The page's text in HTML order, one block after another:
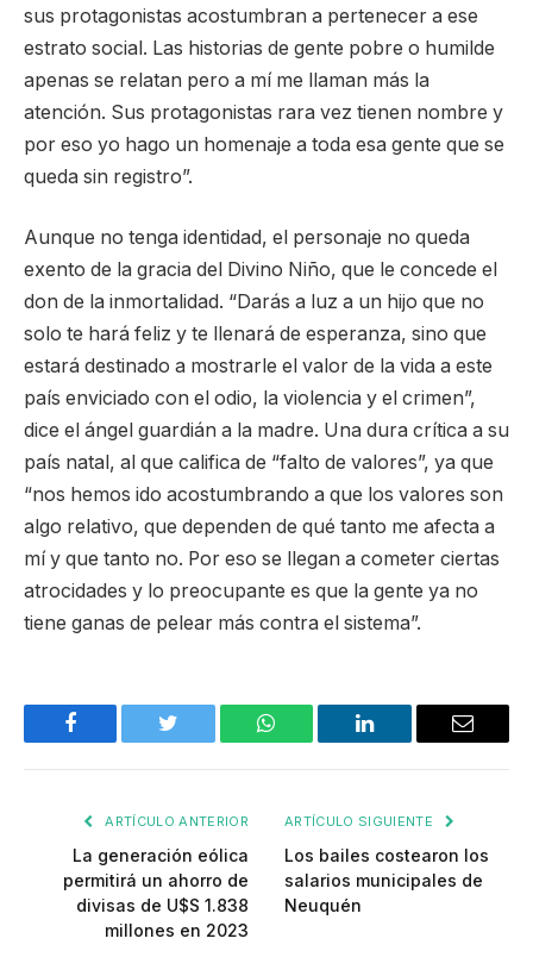
sus protagonistas acostumbran a pertenecer a ese
estrato social. Las historias de gente pobre o humilde
apenas se relatan pero a mí me llaman más la
atención. Sus protagonistas rara vez tienen nombre y
por eso yo hago un homenaje a toda esa gente que se
queda sin registro”.
Aunque no tenga identidad, el personaje no queda
exento de la gracia del Divino Niño, que le concede el
don de la inmortalidad. “Darás a luz a un hijo que no
solo te hará feliz y te llenará de esperanza, sino que
estará destinado a mostrarle el valor de la vida a este
país enviciado con el odio, la violencia y el crimen”,
dice el ángel guardián a la madre. Una dura crítica a su
país natal, al que califica de “falto de valores”, ya que
“nos hemos ido acostumbrando a que los valores son
algo relativo, que dependen de qué tanto me afecta a
mí y que tanto no. Por eso se llegan a cometer ciertas
atrocidades y lo preocupante es que la gente ya no
tiene ganas de pelear más contra el sistema”.
Facebook Twitter WhatsApp LinkedIn Email
ARTÍCULO ANTERIOR
La generación eólica
permitirá un ahorro de
divisas de U$S 1.838
millones en 2023
ARTÍCULO SIGUIENTE
Los bailes costearon los
salarios municipales de
Neuquén